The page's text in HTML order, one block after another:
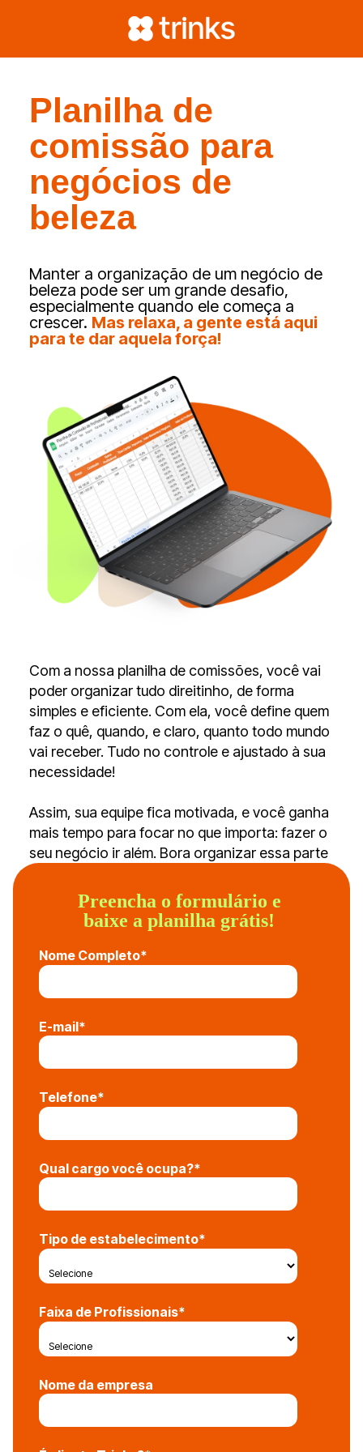
Planilha de
comissão para
negócios de
beleza
Manter a organização de um negócio de
beleza pode ser um grande desafio,
especialmente quando ele começa a
crescer. Mas relaxa, a gente está aqui
para te dar aquela força!
Com a nossa planilha de comissões, você vai
poder organizar tudo direitinho, de forma
simples e eficiente. Com ela, você define quem
faz o quê, quando, e claro, quanto todo mundo
vai receber. Tudo no controle e ajustado à sua
necessidade!
Assim, sua equipe fica motivada, e você ganha
mais tempo para focar no que importa: fazer o
seu negócio ir além. Bora organizar essa parte
funcione da melhor forma possível?
Preencha o formulário e
baixe a planilha grátis!
Nome Completo*
E-mail*
Telefone*
Qual cargo você ocupa?*
Tipo de estabelecimento*
Faixa de Profissionais*
Nome da empresa